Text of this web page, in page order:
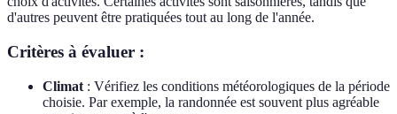
d'autres peuvent être pratiquées tout au long de l'année.
Critères à évaluer :
Climat : Vérifiez les conditions météorologiques de la période
choisie. Par exemple, la randonnée est souvent plus agréable